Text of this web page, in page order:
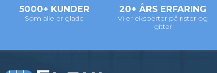
5000+ KUNDER
Som alle er glade
20+ ÅRS ERFARING
Vi er eksperter på rister og
gitter